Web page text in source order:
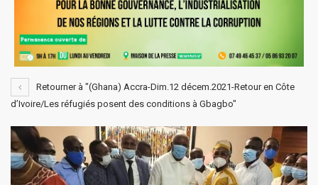
Retourner à "(Ghana) Accra-Dim.12 décem.2021-Retour en Côte
d’Ivoire/Les réfugiés posent des conditions à Gbagbo"